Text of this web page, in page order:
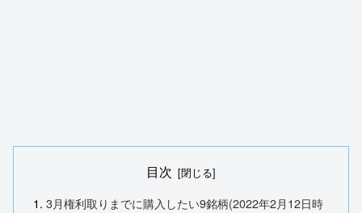
目次
3月権利取りまでに購入したい9銘柄(2022年2月12日時